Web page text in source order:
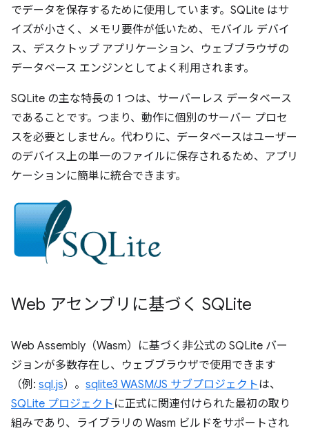
でデータを保存するために使用しています。SQLite はサ
イズが小さく、メモリ要件が低いため、モバイル デバイ
ス、デスクトップ アプリケーション、ウェブブラウザの
データベース エンジンとしてよく利用されます。
SQLite の主な特長の 1 つは、サーバーレス データベース
であることです。つまり、動作に個別のサーバー プロセ
スを必要としません。代わりに、データベースはユーザー
のデバイス上の単一のファイルに保存されるため、アプリ
ケーションに簡単に統合できます。
Web アセンブリに基づく SQLite
Web Assembly（Wasm）に基づく非公式の SQLite バー
ジョンが多数存在し、ウェブブラウザで使用できます
（例: sql.js）。 sqlite3 WASM/JS サブプロジェクトは、
SQLite プロジェクト に正式に関連付けられた最初の取り
組みであり、ライブラリの Wasm ビルドをサポートされ